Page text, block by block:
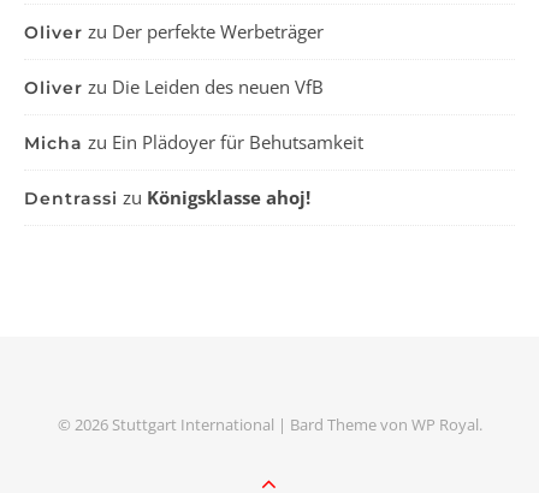
Oliver zu Der perfekte Werbeträger
Oliver zu Die Leiden des neuen VfB
Micha zu Ein Plädoyer für Behutsamkeit
Dentrassi zu Königsklasse ahoj!
© 2026 Stuttgart International | Bard Theme von WP Royal.